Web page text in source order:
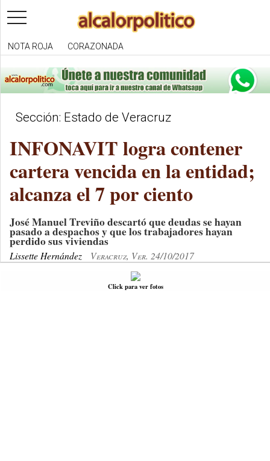
toggle
navigation
NOTA ROJA CORAZONADA
Sección: Estado de Veracruz
INFONAVIT logra contener
cartera vencida en la entidad;
alcanza el 7 por ciento
José Manuel Treviño descartó que deudas se hayan
pasado a despachos y que los trabajadores hayan
perdido sus viviendas
Lissette Hernández Veracruz, Ver. 24/10/2017
Click para ver fotos